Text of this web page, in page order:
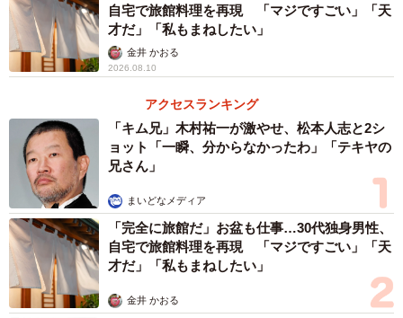
自宅で旅館料理を再現 「マジですごい」「天
才だ」「私もまねしたい」
金井 かおる
2026.08.10
アクセスランキング
「キム兄」木村祐一が激やせ、松本人志と2シ
ョット「一瞬、分からなかったわ」「テキヤの
兄さん」
まいどなメディア
「完全に旅館だ」お盆も仕事…30代独身男性、
自宅で旅館料理を再現 「マジですごい」「天
才だ」「私もまねしたい」
金井 かおる